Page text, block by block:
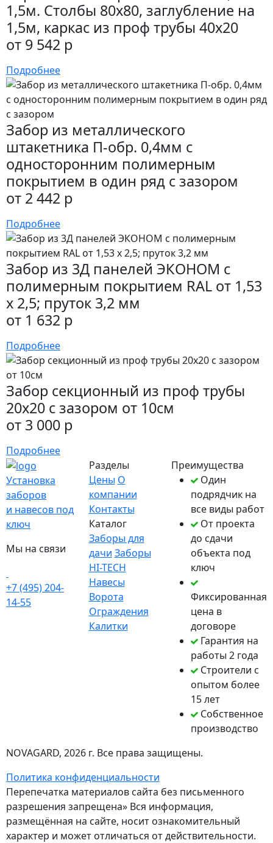
1,5м. Столбы 80х80, заглубление на
1,5м, каркас из проф трубы 40х20
от 9 542 р
Подробнее
Забор из металлического
штакетника П-обр. 0,4мм с
односторонним полимерным
покрытием в один ряд с зазором
от 2 442 р
Подробнее
Забор из 3Д панелей ЭКОНОМ с
полимерным покрытием RAL от 1,53
х 2,5; пруток 3,2 мм
от 1 632 р
Подробнее
Забор секционный из проф трубы
20х20 с зазором от 10см
от 3 000 р
Подробнее
Установка
заборов
и навесов под
ключ
Мы на связи
+7 (495) 204-
14-55
Разделы
Цены О
компании
Контакты
Каталог
Заборы для
дачи Заборы
HI-TECH
Навесы
Ворота
Ограждения
Калитки
Преимущества
Один
подрядчик на
все виды работ
От проекта
до сдачи
объекта под
ключ
Фиксированная
цена в
договоре
Гарантия на
работы 2 года
Строители с
опытом более
15 лет
Собственное
производство
NOVAGARD, 2026 г. Все права защищены.
Политика конфиденциальности
Перепечатка материалов сайта без письменного
разрешения запрещена» Вся информация,
размещённая на сайте, носит ознакомительный
характер и может отличаться от действительности.